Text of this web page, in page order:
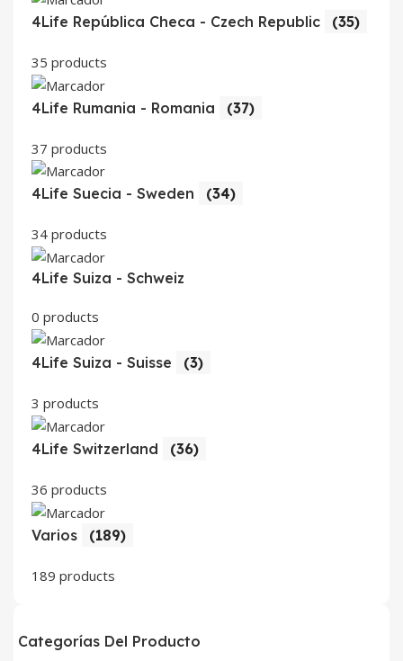
4Life República Checa - Czech Republic (35)
35 products
4Life Rumania - Romania (37)
37 products
4Life Suecia - Sweden (34)
34 products
4Life Suiza - Schweiz
0 products
4Life Suiza - Suisse (3)
3 products
4Life Switzerland (36)
36 products
Varios (189)
189 products
Categorías Del Producto